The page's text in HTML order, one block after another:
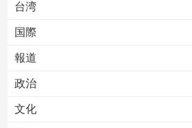
台湾
国際
報道
政治
文化